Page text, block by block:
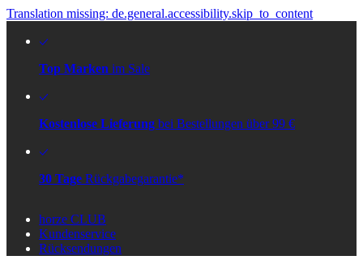
Translation missing: de.general.accessibility.skip_to_content
Top Marken im Sale
Kostenlose Lieferung bei Bestellungen über 99 €
30 Tage Rückgabegarantie*
horze CLUB
Kundenservice
Rücksendungen